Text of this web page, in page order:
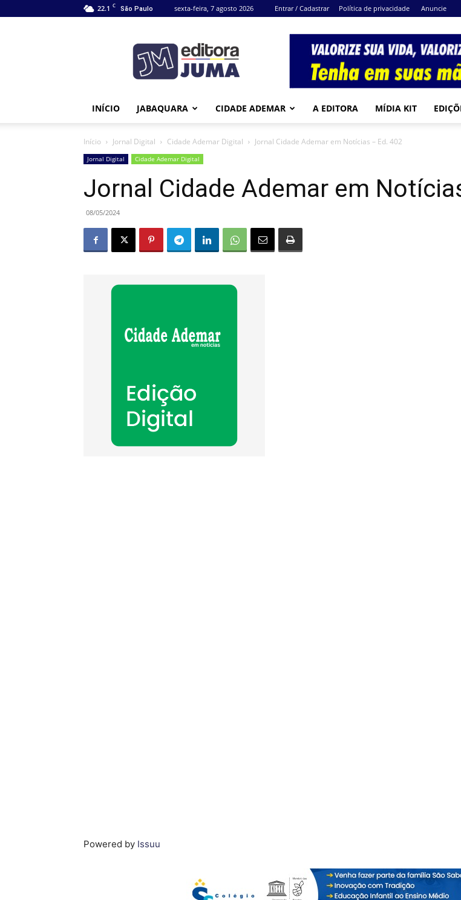
22.1 C São Paulo sexta-feira, 7 agosto 2026 Entrar / Cadastrar Política de privacidade Anuncie
Juma
INÍCIO JABAQUARA CIDADE ADEMAR A EDITORA MÍDIA KIT
Início Jornal Digital Cidade Ademar Digital Jornal Cidade Ademar em Notícias – Ed. 402
Jornal Digital Cidade Ademar Digital
Jornal Cidade Ademar em
08/05/2024
Powered by Issuu